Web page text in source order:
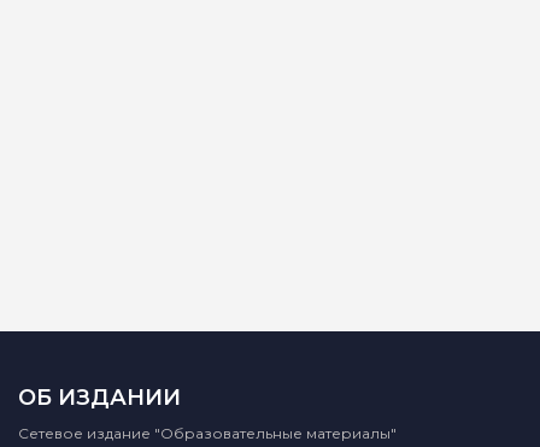
ОБ ИЗДАНИИ
Сетевое издание "Образовательные материалы"